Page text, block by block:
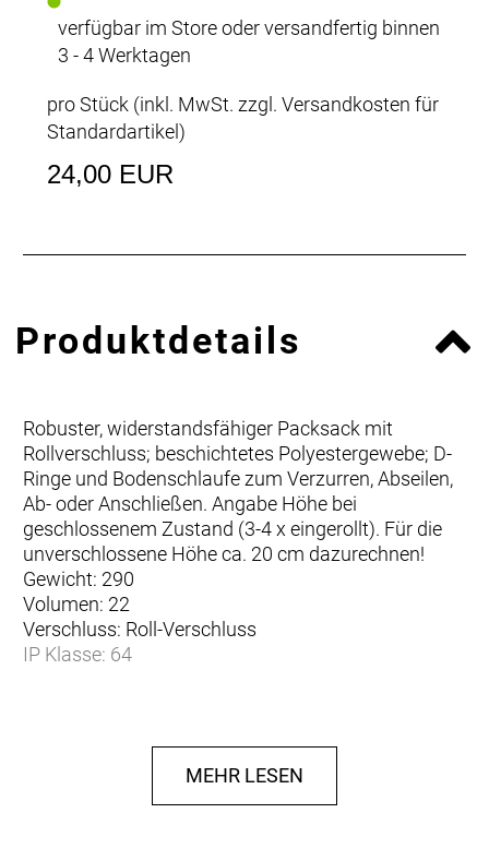
verfügbar im Store oder versandfertig binnen
3 - 4 Werktagen
pro Stück (inkl. MwSt. zzgl. Versandkosten für
Standardartikel)
24,00 EUR
Produktdetails
Robuster, widerstandsfähiger Packsack mit
Rollverschluss; beschichtetes Polyestergewebe; D-
Ringe und Bodenschlaufe zum Verzurren, Abseilen,
Ab- oder Anschließen. Angabe Höhe bei
geschlossenem Zustand (3-4 x eingerollt). Für die
unverschlossene Höhe ca. 20 cm dazurechnen!
Gewicht: 290
Volumen: 22
Verschluss: Roll-Verschluss
IP Klasse: 64
MEHR LESEN